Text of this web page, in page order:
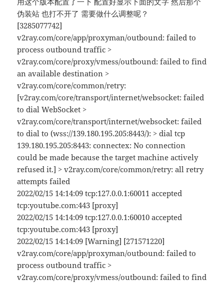
伪装站 也打不开了 需要做什么调整呢？
[3285077742]
v2ray.com/core/app/proxyman/outbound: failed to
process outbound traffic >
v2ray.com/core/proxy/vmess/outbound: failed to find
an available destination >
v2ray.com/core/common/retry:
[v2ray.com/core/transport/internet/websocket: failed
to dial WebSocket >
v2ray.com/core/transport/internet/websocket: failed
to dial to (wss://139.180.195.205:8443/): > dial tcp
139.180.195.205:8443: connectex: No connection
could be made because the target machine actively
refused it.] > v2ray.com/core/common/retry: all retry
attempts failed
2022/02/15 14:14:09 tcp:127.0.0.1:60011 accepted
tcp:youtube.com:443 [proxy]
2022/02/15 14:14:09 tcp:127.0.0.1:60010 accepted
tcp:youtube.com:443 [proxy]
2022/02/15 14:14:09 [Warning] [271571220]
v2ray.com/core/app/proxyman/outbound: failed to
process outbound traffic >
v2ray.com/core/proxy/vmess/outbound: failed to find